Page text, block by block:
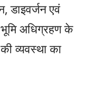
डाइवर्जन एवं
भूमि अधिग्रहण के
व्यवस्था का